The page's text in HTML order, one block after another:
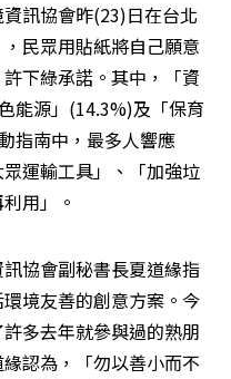
訊協會昨(23)日在台北
民眾用貼紙將自己願意
下綠承諾。其中，「資
能源」(14.3%)及「保育
指南中，最多人響應
眾運輸工具」、「加強垃
用」。
協會副秘書長夏道緣指
境友善的創意方案。今
多去年就參與過的熟朋
認為，「勿以善小而不